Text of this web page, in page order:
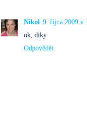
Nikol 9. října 2009 v
ok, diky
Odpovědět